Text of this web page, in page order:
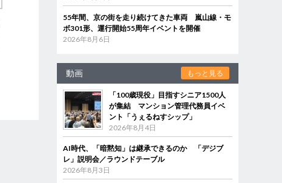
55年間、京の街を走り続けてきた車両 嵐山線・モ
ボ301形、運行開始55周年イベントを開催
2026年8月6日
動画 もっと見る
「100歳現役」目指すシニア1500人
が集結 マンション管理代務員イベ
ント「うぇるねすシップ」
2026年8月4日
AI時代、「暗黙知」は継承できるのか 「デジブ
レ」説明会／ラウンドテーブル
2026年8月3日